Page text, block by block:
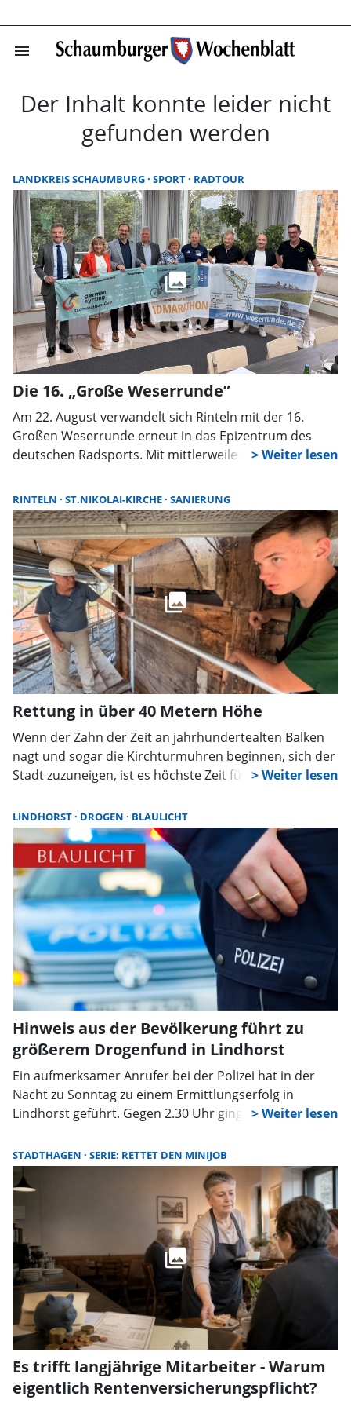
menu
Startseite |
Der Inhalt konnte leider nicht
gefunden werden
LANDKREIS SCHAUMBURG SPORT RADTOUR
Die 16. „Große Weserrunde”
Am 22. August verwandelt sich Rinteln mit der 16.
Großen Weserrunde erneut in das Epizentrum des
deutschen Radsports. Mit mittlerweile erwarteten
als feste Größe im Kalender etabliert und ist ein
essenzieller Bestandteil der bedeutendsten
Radmarathons in Deutschland.
RINTELN ST.NIKOLAI-KIRCHE SANIERUNG
Rettung in über 40 Metern Höhe
Wenn der Zahn der Zeit an jahrhundertealten Balken
nagt und sogar die Kirchturmuhren beginnen, sich der
Stadt zuzuneigen, ist es höchste Zeit für Rettung in
St. Nikolai in Rinteln unterzieht sich einer
spektakulären und dringend notwendigen Sanierung
ihres barocken Turms.
LINDHORST DROGEN BLAULICHT
Hinweis aus der Bevölkerung führt zu
größerem Drogenfund in Lindhorst
Ein aufmerksamer Anrufer bei der Polizei hat in der
Nacht zu Sonntag zu einem Ermittlungserfolg in
Lindhorst geführt. Gegen 2.30 Uhr gingen bei den
Insassen genutzt würden, die mutmaßlich Cannabis
konsumiert hätten und im Begriff gewesen seien,
loszufahren.
STADTHAGEN SERIE: RETTET DEN MINIJOB
Es trifft langjährige Mitarbeiter - Warum
eigentlich Rentenversicherungspflicht?